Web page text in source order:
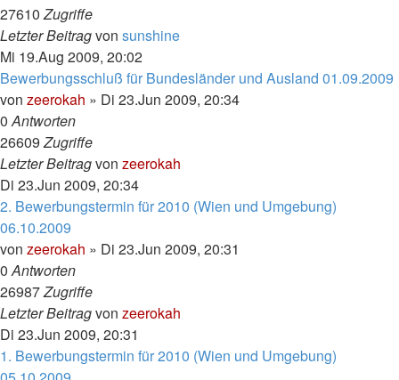
27610Zugriffe
Letzter Beitragvon sunshine
Mi 19.Aug 2009, 20:02
Bewerbungsschluß für Bundesländer und Ausland 01.09.2009
von zeerokah » Di 23.Jun 2009, 20:34
0Antworten
26609Zugriffe
Letzter Beitragvon zeerokah
Di 23.Jun 2009, 20:34
2. Bewerbungstermin für 2010 (Wien und Umgebung)
06.10.2009
von zeerokah » Di 23.Jun 2009, 20:31
0Antworten
26987Zugriffe
Letzter Beitragvon zeerokah
Di 23.Jun 2009, 20:31
1. Bewerbungstermin für 2010 (Wien und Umgebung)